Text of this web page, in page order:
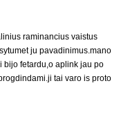
raminancius vaistus
ju pavadinimus.mano
bijo fetardu,o aplink jau po
tai varo is proto